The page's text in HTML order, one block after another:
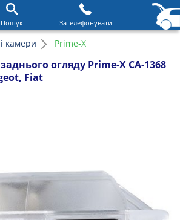
Пошук Зателефонувати
камери Prime-X
огляду Prime-X CA-1368
Fiat